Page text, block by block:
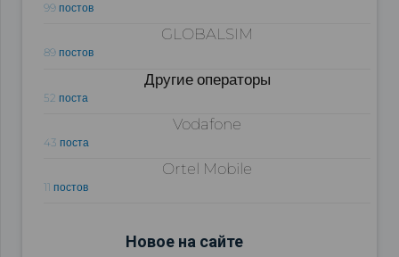
99 постов
GLOBALSIM
89 постов
Другие операторы
52 поста
Vodafone
43 поста
Ortel Mobile
11 постов
Новое на сайте